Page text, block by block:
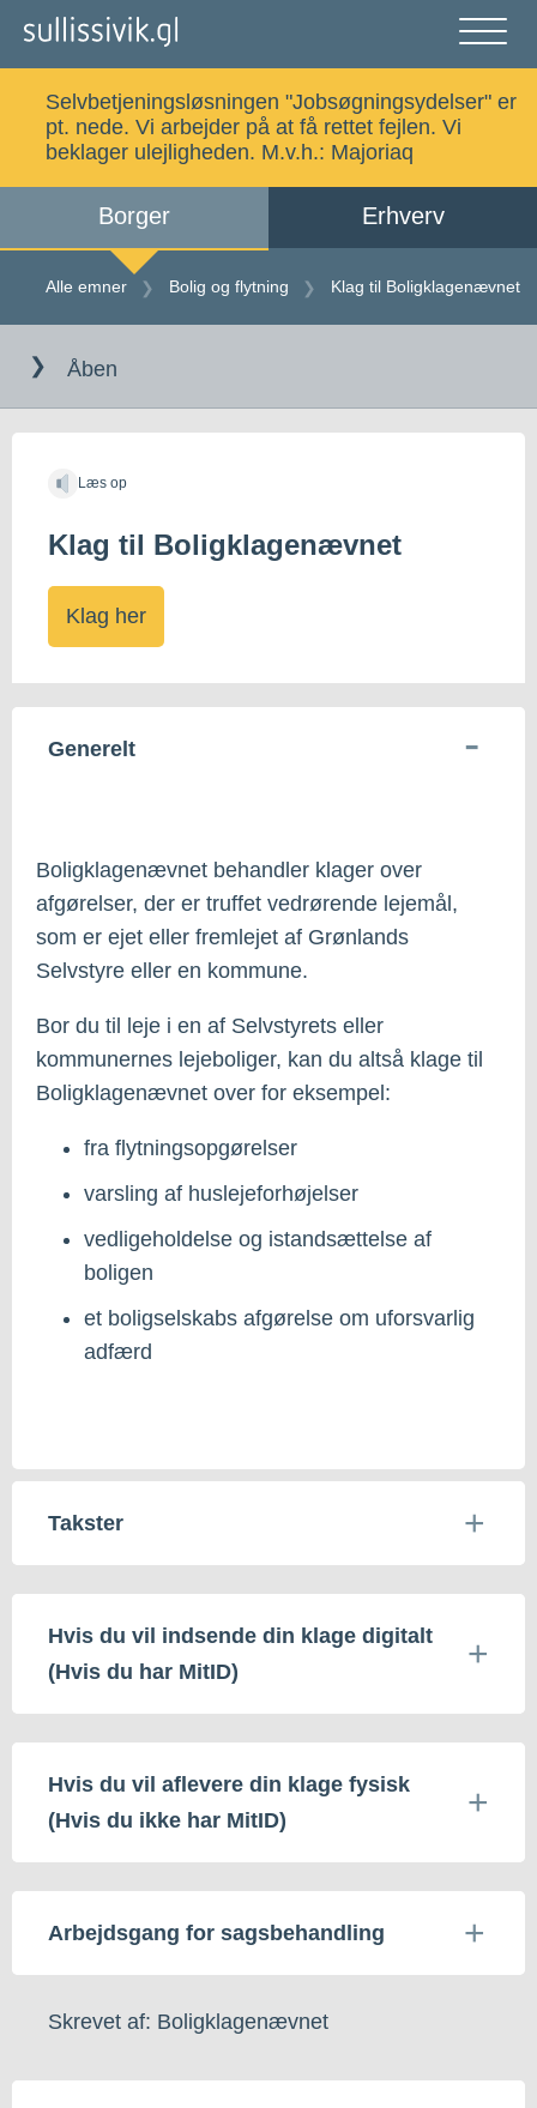
luk
Alle emner Selvbetjening
Kalaallisut
Selvbetjeningsløsningen "Jobsøgningsydelser" er
pt. nede. Vi arbejder på at få rettet fejlen. Vi
beklager ulejligheden. M.v.h.: Majoriaq
Borger Erhverv
Alle emner Bolig og flytning Klag til Boligklagenævnet
indholdet
Åben
Læs op
Klag til Boligklagenævnet
Klag her
Generelt
Boligklagenævnet behandler klager over
afgørelser, der er truffet vedrørende lejemål,
som er ejet eller fremlejet af Grønlands
Selvstyre eller en kommune.
Bor du til leje i en af Selvstyrets eller
kommunernes lejeboliger, kan du altså klage til
Boligklagenævnet over for eksempel:
fra flytningsopgørelser
varsling af huslejeforhøjelser
vedligeholdelse og istandsættelse af
boligen
et boligselskabs afgørelse om uforsvarlig
adfærd
Takster
Hvis du vil indsende din klage digitalt
(Hvis du har MitID)
Hvis du vil aflevere din klage fysisk
(Hvis du ikke har MitID)
Arbejdsgang for sagsbehandling
Skrevet af: Boligklagenævnet